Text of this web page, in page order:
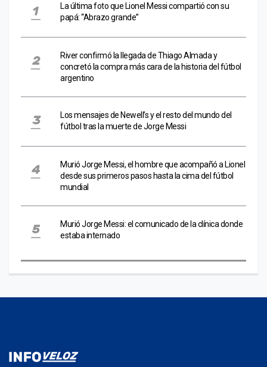
La última foto que Lionel Messi compartió con su
papá: “Abrazo grande”
River confirmó la llegada de Thiago Almada y
concretó la compra más cara de la historia del fútbol
argentino
Los mensajes de Newell’s y el resto del mundo del
fútbol tras la muerte de Jorge Messi
Murió Jorge Messi, el hombre que acompañó a Lionel
desde sus primeros pasos hasta la cima del fútbol
mundial
Murió Jorge Messi: el comunicado de la clínica donde
estaba internado